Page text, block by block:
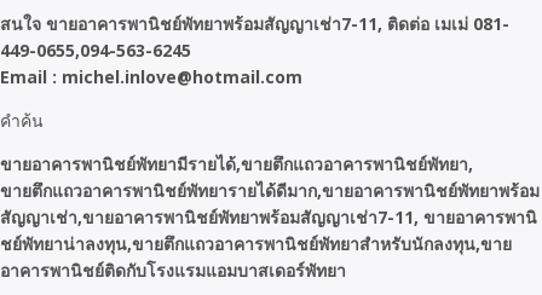
สนใจ ขายอาคารพานิชย์พัทยาพร้อมสัญญาเช่า7-11, ติดต่อ เมเม่ 081-
449-0655,094-563-6245
Email : michel.inlove@hotmail.com
คำค้น
ขายอาคารพานิชย์พัทยามีรายได้,ขายตึกแถวอาคารพานิชย์พัทยา,
ขายตึกแถวอาคารพานิชย์พัทยารายได้ดีมาก,ขายอาคารพานิชย์พัทยาพร้อม
สัญญาเช่า,ขายอาคารพานิชย์พัทยาพร้อมสัญญาเช่า7-11, ขายอาคารพานิ
ชย์พัทยาน่าลงทุน,ขายตึกแถวอาคารพานิชย์พัทยาสำหรับนักลงทุน,ขาย
อาคารพานิชย์ติดกับโรงแรมแอมบาสเดอร์พัทยา